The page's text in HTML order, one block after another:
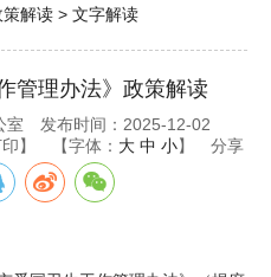
策解读 > 文字解读
管理办法》政策解读
室
发布时间：2025-12-02
】 【字体： 大 中 小】 分享